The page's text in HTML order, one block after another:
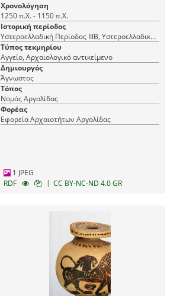
Χρονολόγηση
1250 π.Χ. - 1150 π.Χ.
Ιστορική περίοδος
Υστεροελλαδική Περίοδος ΙΙΙΒ, Υστεροελλαδική Περίοδος ΙΙΙΓ
Τύπος τεκμηρίου
Αγγείο, Αρχαιολογικό αντικείμενο
Δημιουργός
Άγνωστος
Τόπος
Νομός Αργολίδας
Φορέας
Εφορεία Αρχαιοτήτων Αργολίδας
1 JPEG
RDF
| CC BY-NC-ND 4.0 GR